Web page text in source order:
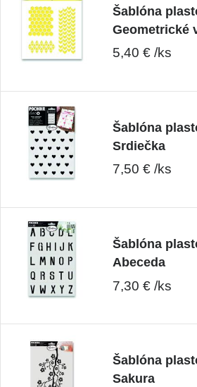
Šablóna
Geometrické
5,40 € /ks
Šablóna
Srdiečka
7,50 € /ks
Šablóna
Abeceda
7,30 € /ks
Šablóna
Sakura